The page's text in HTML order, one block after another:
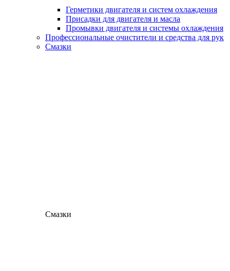
Герметики двигателя и систем охлаждения
Присадки для двигателя и масла
Промывки двигателя и системы охлаждения
Профессиональные очистители и средства для рук
Смазки
Смазки